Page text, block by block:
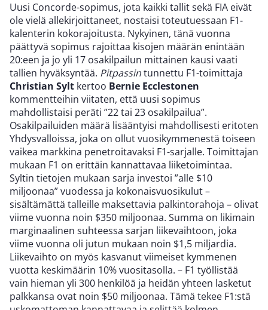
Uusi Concorde-sopimus, jota kaikki tallit sekä FIA eivät
ole vielä allekirjoittaneet, nostaisi toteutuessaan F1-
kalenterin kokorajoitusta. Nykyinen, tänä vuonna
päättyvä sopimus rajoittaa kisojen määrän enintään
20:een ja jo yli 17 osakilpailun mittainen kausi vaati
tallien hyväksyntää. Pitpassintunnettu F1-toimittaja
Christian Sylt kertoo Bernie Ecclestonen
kommentteihin viitaten, että uusi sopimus
mahdollistaisi peräti ”22 tai 23 osakilpailua”.
Osakilpailuiden määrä lisääntyisi mahdollisesti eritoten
Yhdysvalloissa, joka on ollut vuosikymmenestä toiseen
vaikea markkina penetroitavaksi F1-sarjalle. Toimittajan
mukaan F1 on erittäin kannattavaa liiketoimintaa.
Syltin tietojen mukaan sarja investoi ”alle $10
miljoonaa” vuodessa ja kokonaisvuosikulut –
sisältämättä talleille maksettavia palkintorahoja – olivat
viime vuonna noin $350 miljoonaa. Summa on likimain
marginaalinen suhteessa sarjan liikevaihtoon, joka
viime vuonna oli jutun mukaan noin $1,5 miljardia.
Liikevaihto on myös kasvanut viimeiset kymmenen
vuotta keskimäärin 10% vuositasolla. – F1 työllistää
vain hieman yli 300 henkilöä ja heidän yhteen lasketut
palkkansa ovat noin $50 miljoonaa. Tämä tekee F1:stä